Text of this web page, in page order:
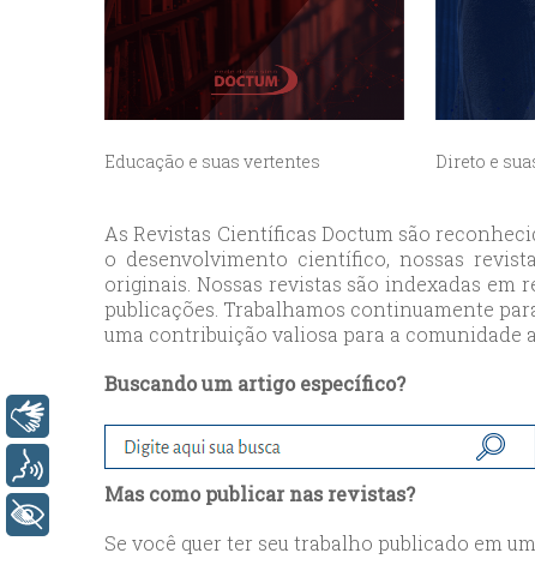
Educação e suas vertentes Direto e
As Revistas Científicas Doctum são
o desenvolvimento científico, nossas
originais. Nossas revistas são indexadas em
publicações. Trabalhamos continuamente
uma contribuição valiosa para a comunidade
Buscando um artigo específico?
Mas como publicar nas revistas?
Se você quer ter seu trabalho publicado em